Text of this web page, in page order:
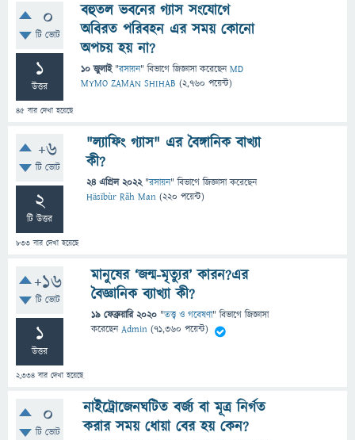
0
টি ভোট
1
উত্তর
45 বার দেখা হয়েছে
বহুতল ভবনের গ্যাস সংযোগে
অবিরত পরিবহন এর সময় কোনো
অপচয় হয় না?
10 জুলাই "রসায়ন" বিভাগে জিজ্ঞাসাকরেছেনMD
MYMO ZAMAN SHIHAB (2,760 পয়েন্ট)
+6
টি ভোট
2
টি উত্তর
833 বার দেখা হয়েছে
"ল্যাফিং গ্যাস" এর বৈঙ্গানিক বাখ্যা
কী?
24 এপ্রিল 2022 "রসায়ন" বিভাগে জিজ্ঞাসাকরেছেন
Häsïbùr Rãh Man (220 পয়েন্ট)
+16
টি ভোট
1
উত্তর
2,334 বার দেখা হয়েছে
মানুষের ‘জন্ম-মৃত্যুর’ কারন?এর
বৈজ্ঞানিক ব্যাখ্যা কী?
19 ফেব্রুয়ারি 2020 "তত্ত্ব ও গবেষণা" বিভাগে জিজ্ঞাসা
করেছেনAdmin (71,360 পয়েন্ট)
0
টি ভোট
নাইট্রোজেনঘটিত বর্জ্য বা মূত্র নির্গত
করার সময় ধোয়া বের হয় কেন?